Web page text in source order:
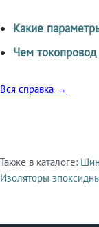
Какие
Чем
Вся справка →
Смежные
Также в каталоге:
Изоляторы